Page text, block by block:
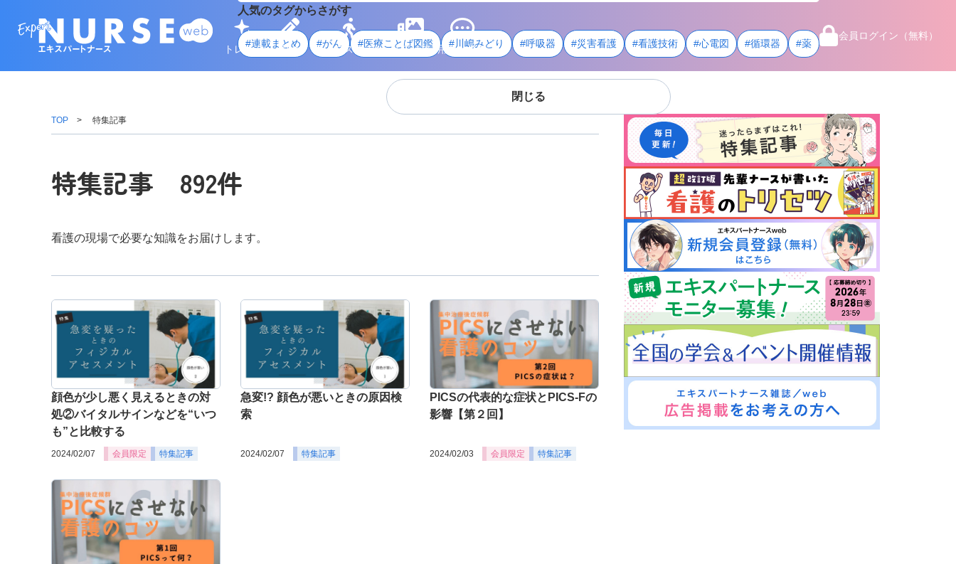
人気のタグからさがす
#連載まとめ #がん #医療ことば図鑑 #川嶋みどり #呼吸器 #災害看護 #看護技術 #心電図 #循環器 #薬
閉じる
会員ログイン（無料）
トレンド
学ぶ ライフスタイル メディア 用語・資料
TOP 特集記事
特集記事 892件
看護の現場で必要な知識をお届けします。
顔色が少し悪く見えるときの対
処②バイタルサインなどを“いつ
も”と比較する
2024/02/07 会員限定 特集記事
急変!? 顔色が悪いときの原因検
索
2024/02/07 特集記事
PICSの代表的な症状とPICS-Fの
影響【第２回】
2024/02/03 会員限定 特集記事